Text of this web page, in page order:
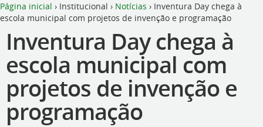
Página inicial › Institucional › Notícias › Inventura Day chega à
escola municipal com projetos de invenção e programação
Inventura Day chega à
escola municipal com
projetos de invenção e
programação